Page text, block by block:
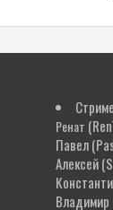
Ренат
Павел
Алексей
Владимир